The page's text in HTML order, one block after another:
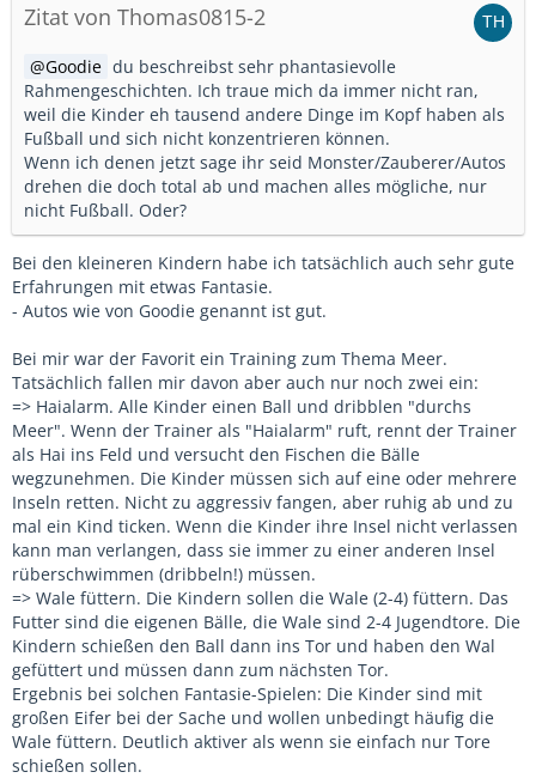
Zitat von Thomas0815-2
Goodie du beschreibst sehr phantasievolle
Rahmengeschichten. Ich traue mich da immer nicht ran,
weil die Kinder eh tausend andere Dinge im Kopf haben als
Fußball und sich nicht konzentrieren können.
Wenn ich denen jetzt sage ihr seid Monster/Zauberer/Autos
drehen die doch total ab und machen alles mögliche, nur
nicht Fußball. Oder?
Bei den kleineren Kindern habe ich tatsächlich auch sehr gute
Erfahrungen mit etwas Fantasie.
- Autos wie von Goodie genannt ist gut.
Bei mir war der Favorit ein Training zum Thema Meer.
Tatsächlich fallen mir davon aber auch nur noch zwei ein:
=> Haialarm. Alle Kinder einen Ball und dribblen "durchs
Meer". Wenn der Trainer als "Haialarm" ruft, rennt der Trainer
als Hai ins Feld und versucht den Fischen die Bälle
wegzunehmen. Die Kinder müssen sich auf eine oder mehrere
Inseln retten. Nicht zu aggressiv fangen, aber ruhig ab und zu
mal ein Kind ticken. Wenn die Kinder ihre Insel nicht verlassen
kann man verlangen, dass sie immer zu einer anderen Insel
rüberschwimmen (dribbeln!) müssen.
=> Wale füttern. Die Kindern sollen die Wale (2-4) füttern. Das
Futter sind die eigenen Bälle, die Wale sind 2-4 Jugendtore. Die
Kindern schießen den Ball dann ins Tor und haben den Wal
gefüttert und müssen dann zum nächsten Tor.
Ergebnis bei solchen Fantasie-Spielen: Die Kinder sind mit
großen Eifer bei der Sache und wollen unbedingt häufig die
Wale füttern. Deutlich aktiver als wenn sie einfach nur Tore
schießen sollen.